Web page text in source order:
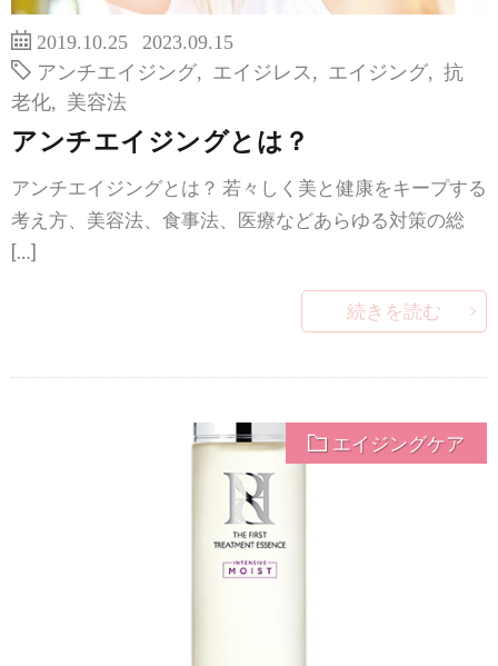
2019.10.25
2023.09.15
アンチエイジング
エイジレス エイジング
抗
老化
美容法
アンチエイジングとは？
アンチエイジングとは？ 若々しく美と健康をキープする
考え方、美容法、食事法、医療などあらゆる対策の総
[…]
続きを読む
エイジングケア